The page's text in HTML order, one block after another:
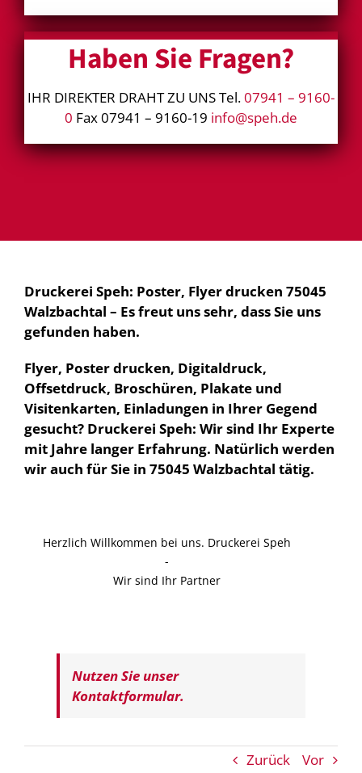
Haben Sie Fragen?
IHR DIREKTER DRAHT ZU UNS Tel.07941 – 9160-
0 Fax 07941 – 9160-19 info@speh.de
Druckerei Speh: Poster, Flyer drucken 75045
Walzbachtal – Es freut uns sehr, dass Sie uns
gefunden haben.
Flyer, Poster drucken, Digitaldruck,
Offsetdruck, Broschüren, Plakate und
Visitenkarten, Einladungen in Ihrer Gegend
gesucht? Druckerei Speh: Wir sind Ihr Experte
mit Jahre langer Erfahrung. Natürlich werden
wir auch für Sie in 75045 Walzbachtal tätig.
Herzlich Willkommen bei uns. Druckerei Speh
-
Wir sind Ihr Partner
Nutzen Sie unser
Kontaktformular.
Zurück Vor